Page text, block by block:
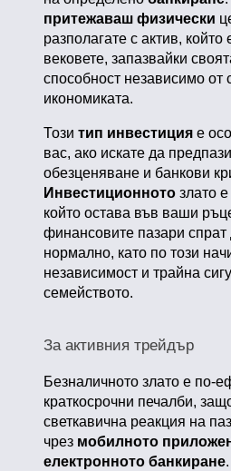
притежаваш физически
разполагате с актив, който
вековете, запазвайки
способност независимо от
икономиката.
Този тип инвестиция е
вас, ако искате да
обезценяване и банкови
Инвестиционното злато
който остава във ваши
финансовите пазари
нормално, като по този
независимост и трайна
семейството.
За активния трейдър
Безналичното злато е по-
краткосрочни печалби,
светкавична реакция на
чрез мобилното
електронното банкиране